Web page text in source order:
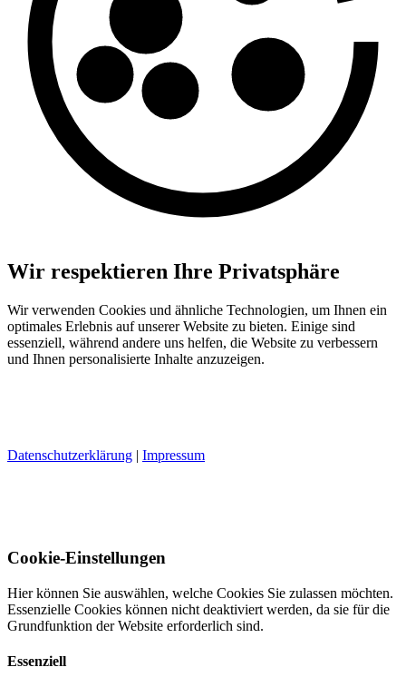
Wir respektieren Ihre Privatsphäre
Wir verwenden Cookies und ähnliche Technologien, um Ihnen ein
optimales Erlebnis auf unserer Website zu bieten. Einige sind
essenziell, während andere uns helfen, die Website zu verbessern
und Ihnen personalisierte Inhalte anzuzeigen.
Datenschutzerklärung | Impressum
Cookie-Einstellungen
Hier können Sie auswählen, welche Cookies Sie zulassen möchten.
Essenzielle Cookies können nicht deaktiviert werden, da sie für die
Grundfunktion der Website erforderlich sind.
Essenziell